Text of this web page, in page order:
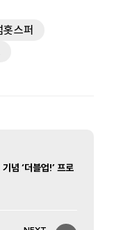
스퍼
념 ‘더블업!’ 프로